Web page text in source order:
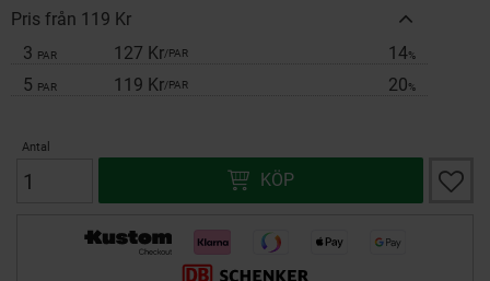
Pris från 119 Kr
3 PAR 127 Kr/PAR 14%
5 PAR 119 Kr/PAR 20%
Antal
KÖP Lägg